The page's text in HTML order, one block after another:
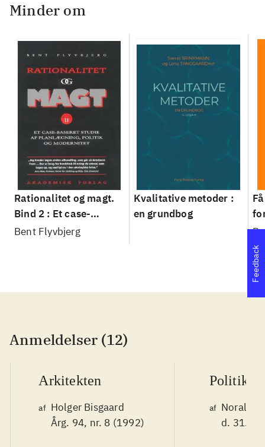
Minder om
Rationalitet og magt.
Bind 2 : Et case-
baseret studie af
Bent Flyvbjerg
Kvalitative metoder :
en grundbog
Anmeldelser (12)
Arkitekten
af Holger Bisgaard
Årg. 94, nr. 8 (1992)
Politiken
af Noralv
d. 31.
Feedback